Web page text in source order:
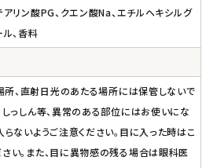
アリン酸PG、クエン酸Na、エチルヘキシルグ
ル、香料
、直射日光のあたる場所には保管しないで
っしん等、異常のある部位にはお使いにな
ないようご注意ください。目に入った時はこ
い。また、目に異物感の残る場合は眼科医